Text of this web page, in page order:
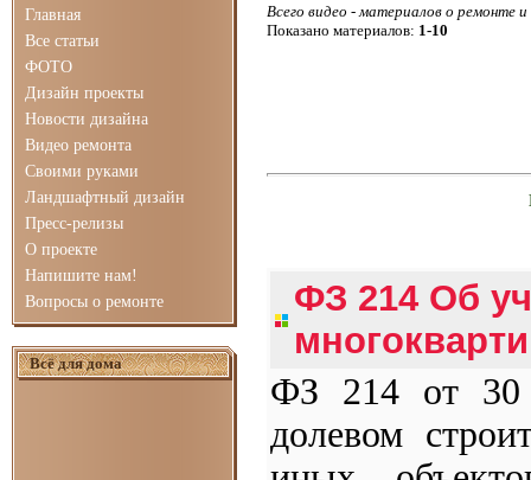
Главная
Все статьи
ФОТО
Дизайн проекты
Новости дизайна
Видео ремонта
Своими руками
Ландшафтный дизайн
Пресс-релизы
О проекте
Напишите нам!
Вопросы о ремонте
Всё для дома
Всего видео - материалов о ремонте
Показано материалов: 1-10
ФЗ 214 Об
ФЗ 214 от 30
долевом